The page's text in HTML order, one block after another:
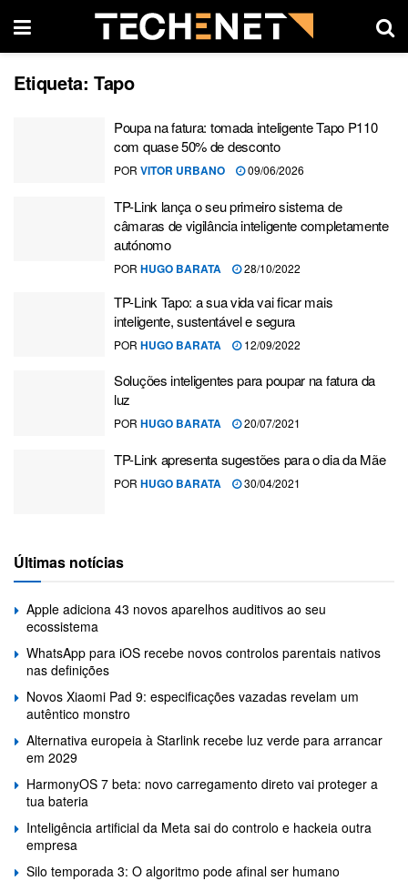
Etiqueta: Tapo
Poupa na fatura: tomada inteligente Tapo P110
com quase 50% de desconto
POR VITOR URBANO 09/06/2026
TP-Link lança o seu primeiro sistema de
câmaras de vigilância inteligente completamente
autónomo
POR HUGO BARATA 28/10/2022
TP-Link Tapo: a sua vida vai ficar mais
inteligente, sustentável e segura
POR HUGO BARATA 12/09/2022
Soluções inteligentes para poupar na fatura da
luz
POR HUGO BARATA 20/07/2021
TP-Link apresenta sugestões para o dia da Mãe
POR HUGO BARATA 30/04/2021
Últimas notícias
Apple adiciona 43 novos aparelhos auditivos ao seu
ecossistema
WhatsApp para iOS recebe novos controlos parentais nativos
nas definições
Novos Xiaomi Pad 9: especificações vazadas revelam um
autêntico monstro
Alternativa europeia à Starlink recebe luz verde para arrancar
em 2029
HarmonyOS 7 beta: novo carregamento direto vai proteger a
tua bateria
Inteligência artificial da Meta sai do controlo e hackeia outra
empresa
Silo temporada 3: O algoritmo pode afinal ser humano